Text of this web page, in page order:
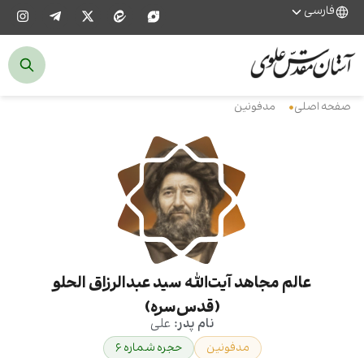
فارسی
صفحه اصلی مدفونین
عالم مجاهد آیت‌الله سید عبدالرزاق الحلو
(قدس‌سره)
نام پدر: علی
مدفونین حجره شماره ۶